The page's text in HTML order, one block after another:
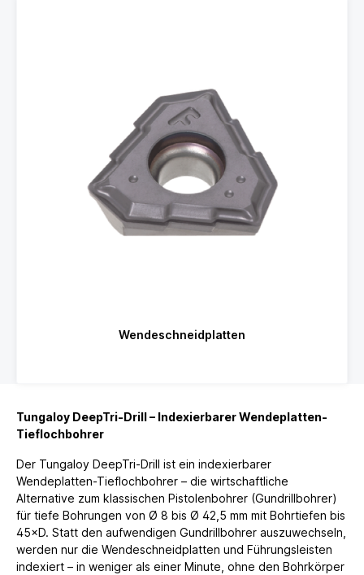
Wendeschneidplatten
Tungaloy DeepTri-Drill – Indexierbarer Wendeplatten-
Tieflochbohrer
Der Tungaloy DeepTri-Drill ist ein indexierbarer
Wendeplatten-Tieflochbohrer – die wirtschaftliche
Alternative zum klassischen Pistolenbohrer (Gundrillbohrer)
für tiefe Bohrungen von Ø 8 bis Ø 42,5 mm mit Bohrtiefen bis
45×D. Statt den aufwendigen Gundrillbohrer auszuwechseln,
werden nur die Wendeschneidplatten und Führungsleisten
indexiert – in weniger als einer Minute, ohne den Bohrkörper